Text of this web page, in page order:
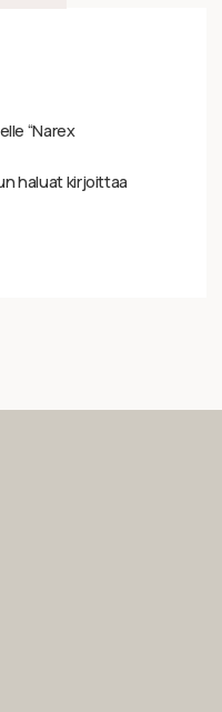
“Narex
haluat kirjoittaa